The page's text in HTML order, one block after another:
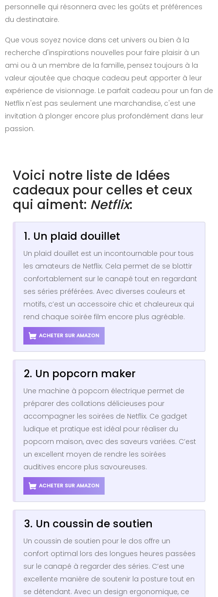
personnelle qui résonnera avec les goûts et préférences
du destinataire.
Que vous soyez novice dans cet univers ou bien à la
recherche d'inspirations nouvelles pour faire plaisir à un
ami ou à un membre de la famille, pensez toujours à la
valeur ajoutée que chaque cadeau peut apporter à leur
expérience de visionnage. Le parfait cadeau pour un fan de
Netflix n'est pas seulement une marchandise, c'est une
invitation à plonger encore plus profondément dans leur
passion.
Voici notre liste de Idées
cadeaux pour celles et ceux
qui aiment: Netflix:
1. Un plaid douillet
Un plaid douillet est un incontournable pour tous
les amateurs de Netflix. Cela permet de se blottir
confortablement sur le canapé tout en regardant
ses séries préférées. Avec diverses couleurs et
motifs, c’est un accessoire chic et chaleureux qui
rend chaque soirée film encore plus agréable.
ACHETER SUR AMAZON
2. Un popcorn maker
Une machine à popcorn électrique permet de
préparer des collations délicieuses pour
accompagner les soirées de Netflix. Ce gadget
ludique et pratique est idéal pour réaliser du
popcorn maison, avec des saveurs variées. C’est
un excellent moyen de rendre les soirées
auditives encore plus savoureuses.
ACHETER SUR AMAZON
3. Un coussin de soutien
Un coussin de soutien pour le dos offre un
confort optimal lors des longues heures passées
sur le canapé à regarder des séries. C’est une
excellente manière de soutenir la posture tout en
se détendant. Avec un design ergonomique, ce